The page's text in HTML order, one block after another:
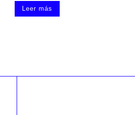
Leer más